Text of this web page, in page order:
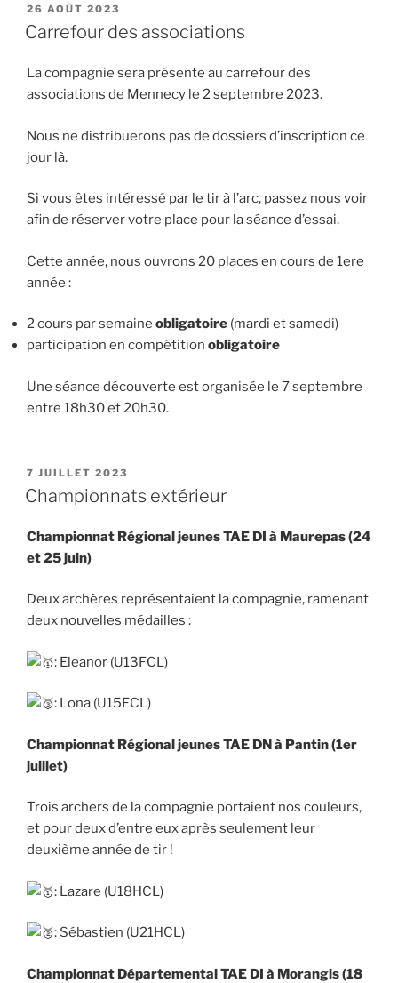
PUBLIÉ
LE
26 AOÛT 2023
Carrefour des associations
La compagnie sera présente au carrefour des
associations de Mennecy le 2 septembre 2023.
Nous ne distribuerons pas de dossiers d’inscription ce
jour là.
Si vous êtes intéressé par le tir à l’arc, passez nous voir
afin de réserver votre place pour la séance d’essai.
Cette année, nous ouvrons 20 places en cours de 1ere
année :
2 cours par semaine obligatoire (mardi et samedi)
participation en compétition obligatoire
Une séance découverte est organisée le 7 septembre
entre 18h30 et 20h30.
PUBLIÉ
LE
7 JUILLET 2023
Championnats extérieur
Championnat Régional jeunes TAE DI à Maurepas (24
et 25 juin)
Deux archères représentaient la compagnie, ramenant
deux nouvelles médailles :
: Eleanor (U13FCL)
: Lona (U15FCL)
Championnat Régional jeunes TAE DN à Pantin (1er
juillet)
Trois archers de la compagnie portaient nos couleurs,
et pour deux d’entre eux après seulement leur
deuxième année de tir !
: Lazare (U18HCL)
: Sébastien (U21HCL)
Championnat Départemental TAE DI à Morangis (18